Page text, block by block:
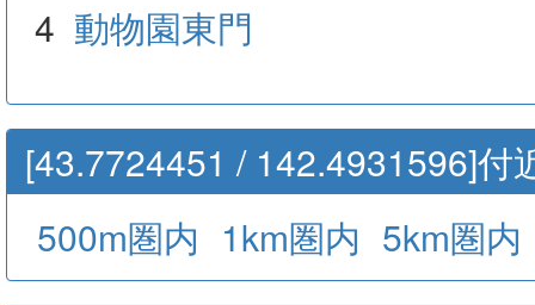
4 動物園東門
[43.7724451 / 142.4931596]付
500m圏内 1km圏内 5km圏内